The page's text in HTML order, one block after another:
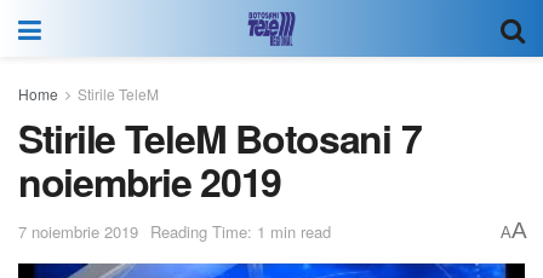
Home Stirile TeleM
Stirile TeleM Botosani 7
noiembrie 2019
7 noiembrie 2019 Reading Time: 1 min read AA